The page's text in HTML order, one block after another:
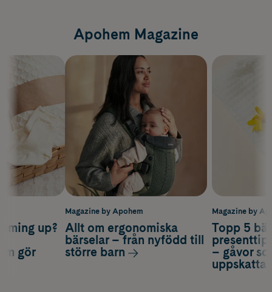
Apohem Magazine
Magazine by
Topp 5
– gåvor
up?
gör
Magazine by Apohem
Allt om ergonomiska
bärselar – från nyfödd till
större barn